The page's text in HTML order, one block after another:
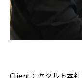
Client：ヤクルト本社